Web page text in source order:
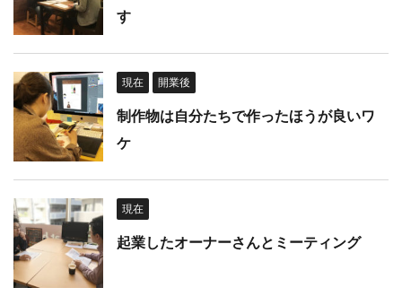
す
現在 開業後
制作物は自分たちで作ったほうが良いワ
ケ
現在
起業したオーナーさんとミーティング